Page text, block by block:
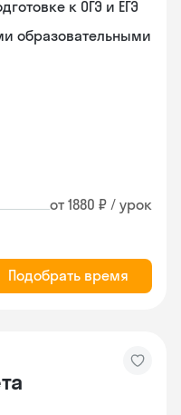
к ОГЭ и ЕГЭ
образовательными
от 1880 ₽ / урок
Подобрать время